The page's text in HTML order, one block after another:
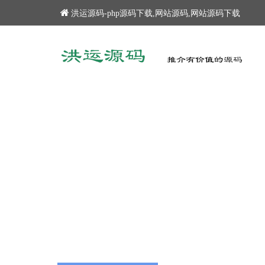
洪运源码-php源码下载,网站源码,网站源码下载